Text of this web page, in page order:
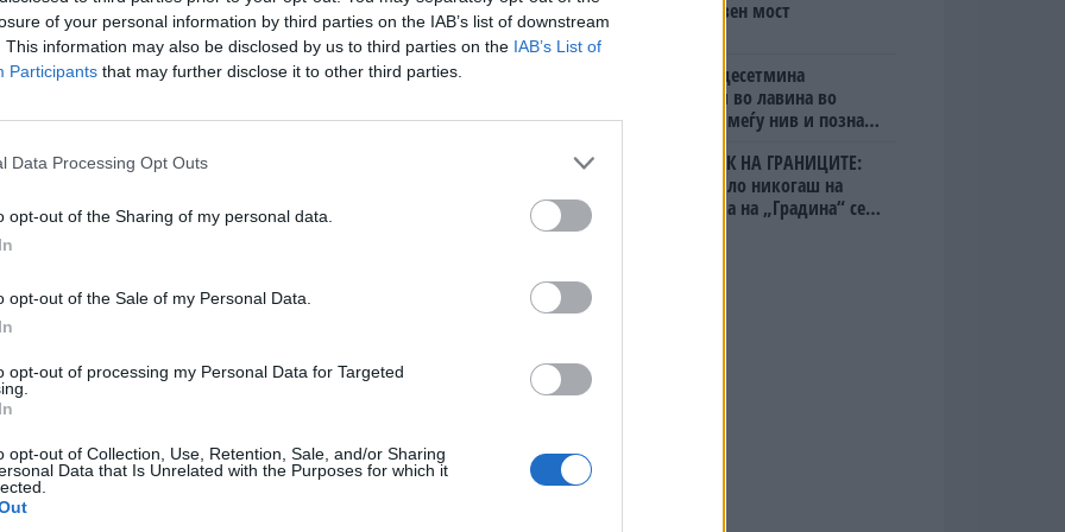
of your personal information by third parties on the IAB’s list of downstream
This information may also be disclosed by us to third parties on the IAB’s List of
Participants that may further disclose it to other third parties.
Data Processing Opt Outs
opt-out of the Sharing of my personal data.
opt-out of the Sale of my Personal Data.
opt-out of processing my Personal Data for Targeted
opt-out of Collection, Use, Retention, Sale, and/or Sharing
Data that Is Unrelated with the Purposes for which it
концерти, литературни читања и
вечерва во рамки на 21. манифестација
одржува во првата сабота од октомври.
Град Скопје кои најавија разновидна
за посетителите е слободен.
сцена достапна за сите граѓани.
на Скопје – вечер кога улиците се
и дружење. Целта е да се поврзат
искуство кое ја слави креативноста и
организаторите.
ЌЕ ИМА ЛИ СУША И ВО
струја
на Град Скопје, Младинскиот културен
мистериозен мост
Исчезнаа десетмина
алпинисти во лавина во
Пакистан- меѓу нив и познат
БЕЛ ШТРАЈК НА ГРАНИЦИТЕ:
Вака не било никогаш на
„Евзони“, а на „Градина“ се